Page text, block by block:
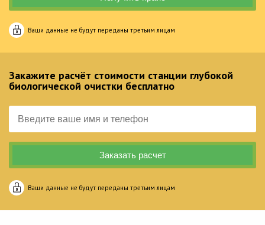
Ваши данные не будут переданы третьим лицам
Закажите расчёт стоимости станции глубокой
биологической очистки бесплатно
Ваши данные не будут переданы третьим лицам